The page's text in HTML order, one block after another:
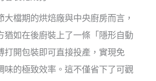
大檔期的烘焙廠與中央廚房而言，
猶如在後廚裝上了一條「隱形自動
打開包裝即可直接投產，實現免
味的極致效率。這不僅省下了可觀